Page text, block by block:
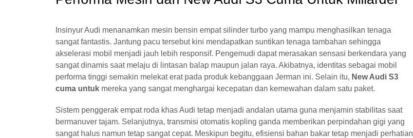
Insinyur Audi menanamkan mesin bensin empat silinder turbo yang mampu menghasilkan tenaga
sangat fantastis. Jantung pacu tersebut kini mendapatkan suntikan tenaga tambahan sehingga
akselerasi mobil menjadi jauh lebih responsif. Pengemudi dapat merasakan sensasi berkendara yang
sangat dinamis saat melaju di lintasan balap maupun jalan raya. Akibatnya, identitas sebagai mobil
performa tinggi semakin melekat erat pada produk kebanggaan Jerman ini. Selain itu, New Audi S3
cuma untuk mereka yang sangat menghargai kecepatan dan kemewahan dalam satu paket.
Sistem penggerak empat roda khas Audi tetap menjadi andalan utama guna menjamin stabilitas saat
bermanuver tajam. Selanjutnya, transmisi otomatis kopling ganda memberikan perpindahan gigi yang
sangat halus namun tetap sangat cepat. Meskipun begitu, efisiensi bahan bakar tetap menjadi perhatian